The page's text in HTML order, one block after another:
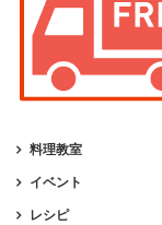
料理教室
イベント
レシピ